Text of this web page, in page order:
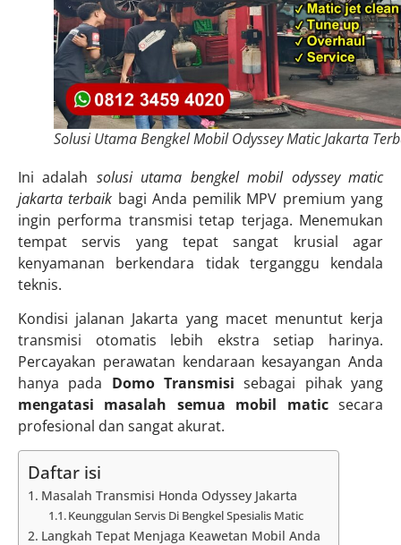
Solusi Utama Bengkel Mobil Odyssey Matic Jakarta
Ini adalah solusi utama bengkel mobil odyssey matic
jakarta terbaik bagi Anda pemilik MPV premium yang
ingin performa transmisi tetap terjaga. Menemukan
tempat servis yang tepat sangat krusial agar
kenyamanan berkendara tidak terganggu kendala
teknis.
Kondisi jalanan Jakarta yang macet menuntut kerja
transmisi otomatis lebih ekstra setiap harinya.
Percayakan perawatan kendaraan kesayangan Anda
hanya pada Domo Transmisi sebagai pihak yang
mengatasi masalah semua mobil maticsecara
profesional dan sangat akurat.
Daftar isi
Masalah Transmisi Honda Odyssey Jakarta
Keunggulan Servis Di Bengkel Spesialis Matic
Langkah Tepat Menjaga Keawetan Mobil Anda